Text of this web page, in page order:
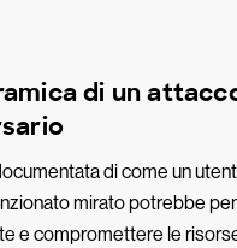
di un
di come un
mirato potrebbe
e compromettere le